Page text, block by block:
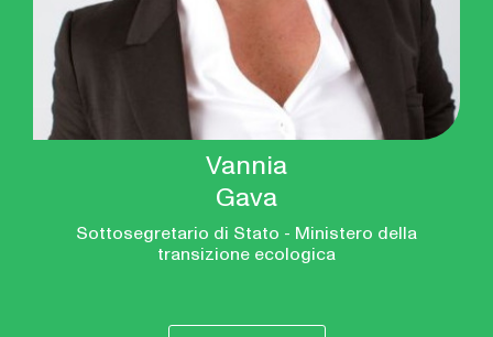
Vannia
Gava
Sottosegretario di Stato - Ministero della
transizione ecologica